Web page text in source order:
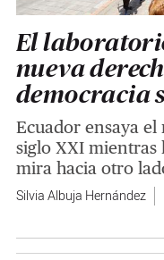
El
nueva
democracia
Ecuador ensaya el
siglo XXI
mira hacia otro
Silvia Albuja Hernández